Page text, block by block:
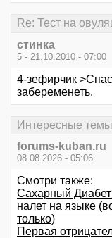
Re: Тест на
стинка
5 - 21.10.2010 - 07:00
4-зефирчик
забеременеть.
Интересные темы
forums-kuban.ru
08.08.2026 - 05:06
Смотри также:
Сахарный
налет на языке
только)
Первая